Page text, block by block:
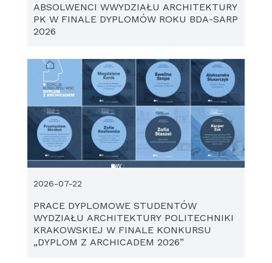
ABSOLWENCI WWYDZIAŁU ARCHITEKTURY
PK W FINALE DYPLOMÓW ROKU BDA-SARP
2026
PRACE DYPLOMOWE STUDENTÓW
WYDZIAŁU ARCHITEKTURY POLITECHNIKI
KRAKOWSKIEJ W FINALE KONKURSU
„DYPLOM Z ARCHICADEM 2026”
2026-07-22